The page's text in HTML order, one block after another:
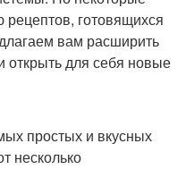
готовящихся
вам расширить
открыть для себя новые
простых и вкусных
несколько